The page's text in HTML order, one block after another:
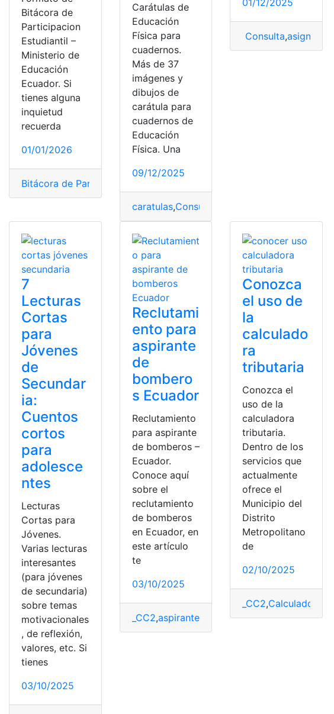
Bitácora de
Participacion
Estudiantil –
Ministerio de
Educación
Ecuador. Si
tienes alguna
inquietud
recuerda
01/01/2026
Bitácora de Participacion Estudiantil
Carátulas de
Educación
Física para
cuadernos.
Más de 37
imágenes y
dibujos de
carátula para
cuadernos de
Educación
Física. Una
09/12/2025
caratulas,Consultas
01/12/2025
Consulta,
7
Lecturas
Cortas
para
Jóvenes
de
Secundar
ia:
Cuentos
cortos
para
adolesce
ntes
Lecturas
Cortas para
Jóvenes.
Varias lecturas
interesantes
(para jóvenes
de secundaria)
sobre temas
motivacionales
, de reflexión,
valores, etc. Si
tienes
03/10/2025
Reclutami
ento para
aspirante
de
bombero
s Ecuador
Reclutamiento
para aspirante
de bomberos –
Ecuador.
Conoce aquí
sobre el
reclutamiento
de bomberos
en Ecuador, en
este artículo
te
03/10/2025
_CC2,aspirantes Bomberos,Ecuador,ingresar
Conozca
el uso de
la
calculado
ra
tributaria
Conozca el
uso de la
calculadora
tributaria.
Dentro de los
servicios que
actualmente
ofrece el
Municipio del
Distrito
Metropolitano
de
02/10/2025
_CC2,Calculadora